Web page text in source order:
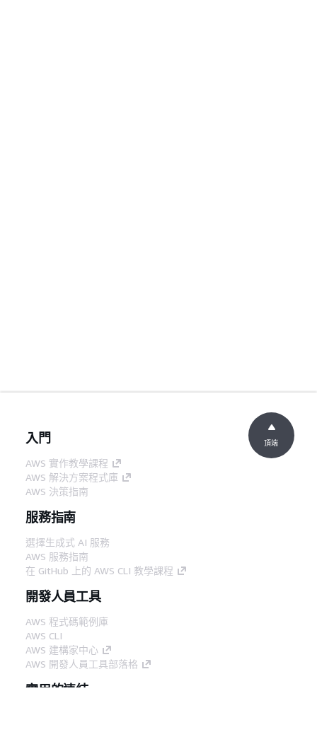
入門
AWS 實作教學課程
AWS 解決方案程式庫
AWS 決策指南
服務指南
選擇生成式 AI 服務
AWS 服務指南
在 GitHub 上的 AWS CLI 教學課程
開發人員工具
AWS 程式碼範例庫
AWS CLI
AWS 建構家中心
AWS 開發人員工具部落格
實用的連結
頂端